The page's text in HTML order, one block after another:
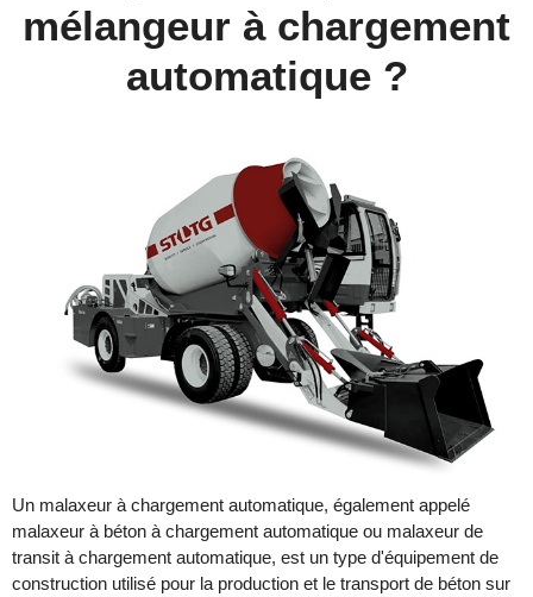
mélangeur à chargement
automatique ?
Un malaxeur à chargement automatique, également appelé
malaxeur à béton à chargement automatique ou malaxeur de
transit à chargement automatique, est un type d'équipement de
construction utilisé pour la production et le transport de béton sur